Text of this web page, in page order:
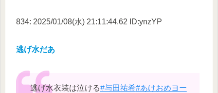
834: 2025/01/08(水) 21:11:44.62 ID:ynzYP
逃げ水だあ
逃げ水衣装は泣ける#与田祐希#あけおめヨー